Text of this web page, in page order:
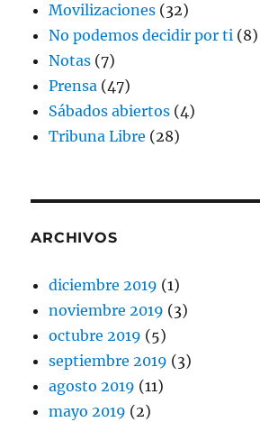
Movilizaciones (32)
No podemos decidir por ti (8)
Notas (7)
Prensa (47)
Sábados abiertos (4)
Tribuna Libre (28)
ARCHIVOS
diciembre 2019 (1)
noviembre 2019 (3)
octubre 2019 (5)
septiembre 2019 (3)
agosto 2019 (11)
mayo 2019 (2)